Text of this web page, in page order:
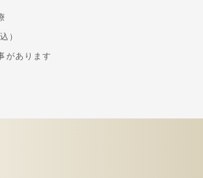
）
があります